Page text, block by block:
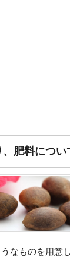
肥料につい
なものを用意